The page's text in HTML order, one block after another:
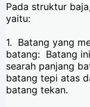
Pada struktur
yaitu:
1. Batang yang
batang: Batang
searah panjang
batang tepi atas
batang tekan.